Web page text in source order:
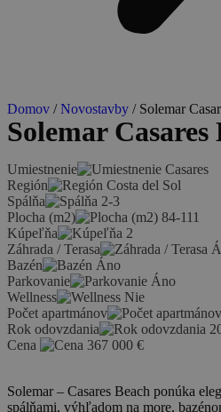
Domov /Novostavby / Solemar
Solemar Casares
Umiestnenie
Casares
Región
Costa del Sol
Spálňa
2-3
Plocha (m2)
84-111
Kúpeľňa
2
Záhrada / Terasa
Bazén
Áno
Parkovanie
Áno
Wellness
Nie
Počet apartmánov
Rok odovzdania
Cena
367 000 €
Solemar – Casares Beach ponúka
spálňami, výhľadom na more,